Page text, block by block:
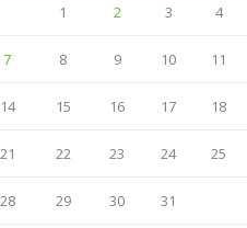
1 2 3 4
7 8 9 10 11
14 15 16 17 18
21 22 23 24 25
28 29 30
31